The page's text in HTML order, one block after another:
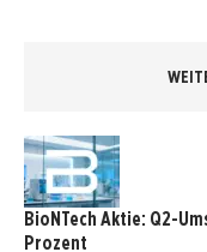
BioNTech Aktie: Q2-
Prozent